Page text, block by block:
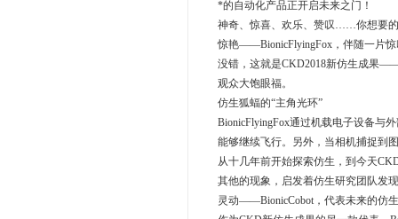
*的自动化产品正开启未来之门！
神奇、惊喜、欢乐、赞叹……你想要
惊艳——BionicFlyingFox，伴随一片惊
没错，这就是CKD2018新仿生成果
观众大饱眼福。
仿生狐蝠的“主角光环”
BionicFlyingFox通过机载电子设备与
能够继续飞行。另外，当相机捕捉到
从十几年前开始探索仿生，到今天
其他的现象，启发着仿生研究团队发
灵动——BionicCobot，代表未来的仿